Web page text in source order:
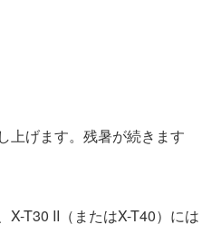
上げます。残暑が続きます
T30 II（またはX-T40）には